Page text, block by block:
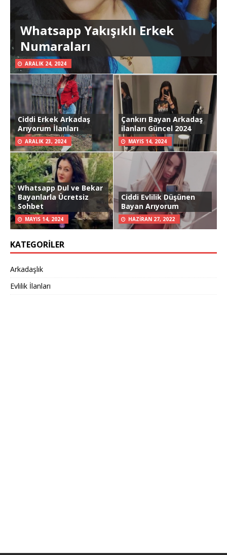
Whatsapp Yakışıklı Erkek
Numaraları
ARALIK 24, 2024
Ciddi Erkek Arkadaş
Arıyorum İlanları
ARALIK 23, 2024
Çankırı Bayan Arkadaş
ilanları Güncel 2024
MAYIS 14, 2024
Whatsapp Dul ve Bekar
Bayanlarla Ücretsiz
Sohbet
MAYIS 14, 2024
Ciddi Evlilik Düşünen
Bayan Arıyorum
HAZIRAN 27, 2022
KATEGORILER
Arkadaşlık
Evlilik İlanları